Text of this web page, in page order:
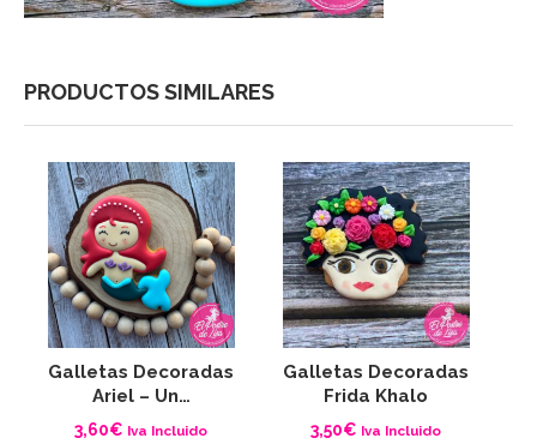
PRODUCTOS SIMILARES
Galletas Decoradas
Ariel – Un…
3,60€ Iva Incluido
Galletas Decoradas
Frida Khalo
3,50€ Iva Incluido